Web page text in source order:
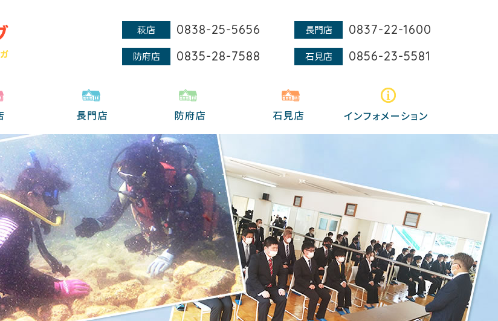
萩店 0838-25-5656 長門店 0837-22-1600
防府店 0835-28-7588 石見店 0856-23-5581